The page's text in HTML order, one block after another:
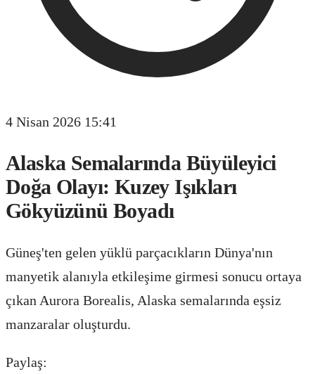
4 Nisan 2026 15:41
Alaska Semalarında Büyüleyici
Doğa Olayı: Kuzey Işıkları
Gökyüzünü Boyadı
Güneş'ten gelen yüklü parçacıkların Dünya'nın
manyetik alanıyla etkileşime girmesi sonucu ortaya
çıkan Aurora Borealis, Alaska semalarında eşsiz
manzaralar oluşturdu.
Paylaş: